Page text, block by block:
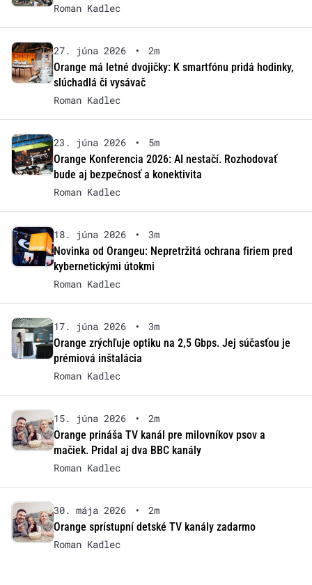
Roman Kadlec
27. júna 2026 •
2m
Orange má letné dvojičky: K smartfónu pridá hodinky,
slúchadlá či vysávač
Roman Kadlec
23. júna 2026 •
5m
Orange Konferencia 2026: AI nestačí. Rozhodovať
bude aj bezpečnosť a konektivita
Roman Kadlec
18. júna 2026 •
3m
Novinka od Orangeu: Nepretržitá ochrana firiem pred
kybernetickými útokmi
Roman Kadlec
17. júna 2026 •
3m
Orange zrýchľuje optiku na 2,5 Gbps. Jej súčasťou je
prémiová inštalácia
Roman Kadlec
15. júna 2026 •
2m
Orange prináša TV kanál pre milovníkov psov a
mačiek. Pridal aj dva BBC kanály
Roman Kadlec
30. mája 2026 •
2m
Orange sprístupní detské TV kanály zadarmo
Roman Kadlec